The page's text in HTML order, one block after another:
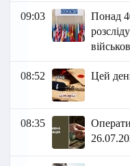
09:03
Понад
08:52 Цей
08:35